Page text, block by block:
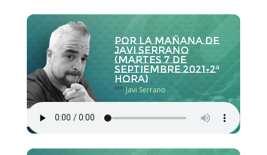
Por la Mañana de
Javi Serrano
(martes 7 de
septiembre 2021-2ª
hora)
con Javi Serrano